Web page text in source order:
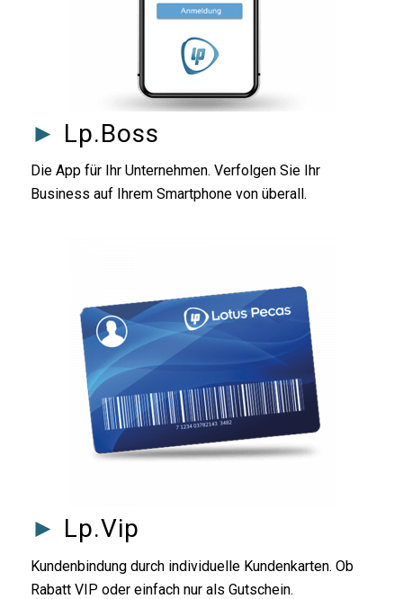
► Lp.Boss
Die App für Ihr Unternehmen. Verfolgen Sie Ihr
Business auf Ihrem Smartphone von überall.
► Lp.Vip
Kundenbindung durch individuelle Kundenkarten. Ob
Rabatt VIP oder einfach nur als Gutschein.